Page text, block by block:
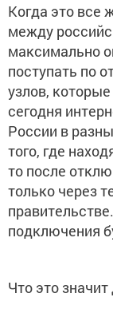
Когда это все
между
максимально
поступать по
узлов,
сегодня
России в
того, где
то после
только через
подключения
Что это